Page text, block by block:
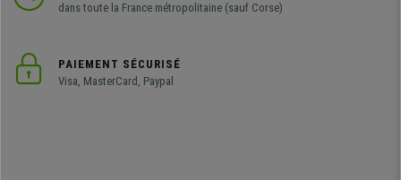
dans toute la France métropolitaine (sauf Corse)
PAIEMENT SÉCURISÉ
Visa, MasterCard, Paypal